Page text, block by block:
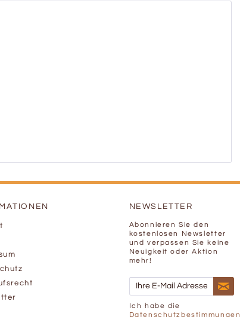
NEWSLETTER
Abonnieren Sie den
kostenlosen Newsletter
und verpassen Sie keine
Neuigkeit oder Aktion
mehr!
Ich habe die
Datenschutzbestimmungen